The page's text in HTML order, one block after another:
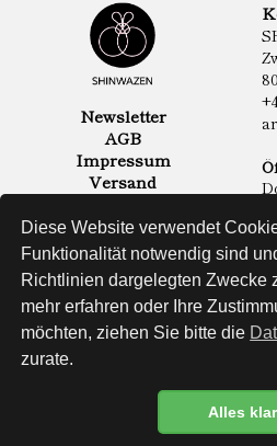
Datenschutzbestimmung
Diese Website verwendet
Funktionalität notwendig sind
Richtlinien dargelegten Zwecke
mehr erfahren oder Ihre
möchten, ziehen Sie bitte die
zurate.
Alles
Newsletter
AGB
Impressum
Versand